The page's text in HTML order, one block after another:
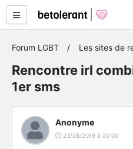
Forum LGBT Les sites de
Rencontre irl
1er sms
Anonyme
23/08/2019 à 20:00